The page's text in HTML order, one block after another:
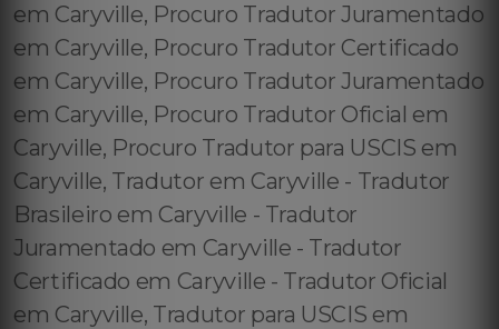
em Caryville, Procuro Tradutor Juramentado
em Caryville, Procuro Tradutor Certificado
em Caryville, Procuro Tradutor Juramentado
em Caryville, Procuro Tradutor Oficial em
Caryville, Procuro Tradutor para USCIS em
Caryville, Tradutor em Caryville - Tradutor
Brasileiro em Caryville - Tradutor
Juramentado em Caryville - Tradutor
Certificado em Caryville - Tradutor Oficial
em Caryville, Tradutor para USCIS em